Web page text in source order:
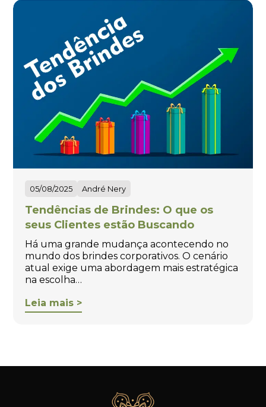
05/08/2025 André Nery
Tendências de Brindes: O que os
seus Clientes estão Buscando
Há uma grande mudança acontecendo no
mundo dos brindes corporativos. O cenário
atual exige uma abordagem mais estratégica
na escolha…
Leia mais >